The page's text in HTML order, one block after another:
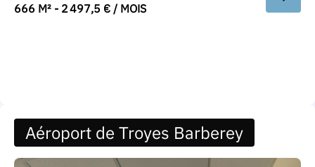
666 M² - 2 497,5 € / MOIS
Aéroport de Troyes Barberey